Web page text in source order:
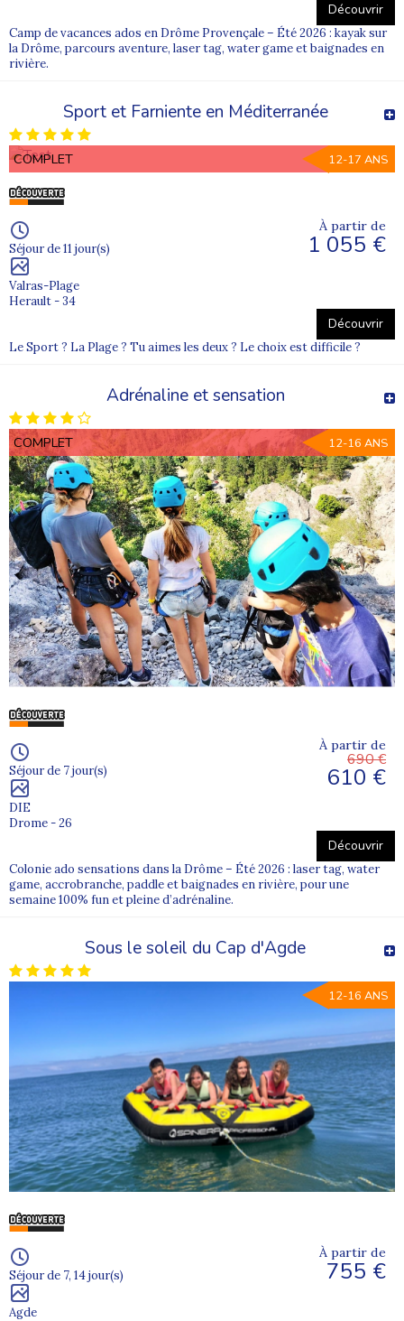
Découvrir
Camp de vacances ados en Drôme Provençale – Été 2026 : kayak sur
la Drôme, parcours aventure, laser tag, water game et baignades en
rivière.
Sport et Farniente en Méditerranée
COMPLET 12-17 ANS
Séjour de 11 jour(s)
Valras-Plage
Herault - 34
À partir de
1 055 €
Découvrir
Le Sport ? La Plage ? Tu aimes les deux ? Le choix est difficile ?
Adrénaline et sensation
COMPLET 12-16 ANS
Séjour de 7 jour(s)
DIE
Drome - 26
À partir de
690 €
610 €
Découvrir
Colonie ado sensations dans la Drôme – Été 2026 : laser tag, water
game, accrobranche, paddle et baignades en rivière, pour une
semaine 100% fun et pleine d’adrénaline.
Sous le soleil du Cap d'Agde
12-16 ANS
Séjour de 7, 14 jour(s)
Agde
À partir de
755 €